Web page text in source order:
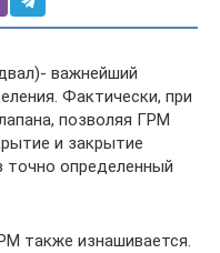
важнейший
Фактически, при
позволяя ГРМ
и закрытие
точно определенный
также изнашивается.